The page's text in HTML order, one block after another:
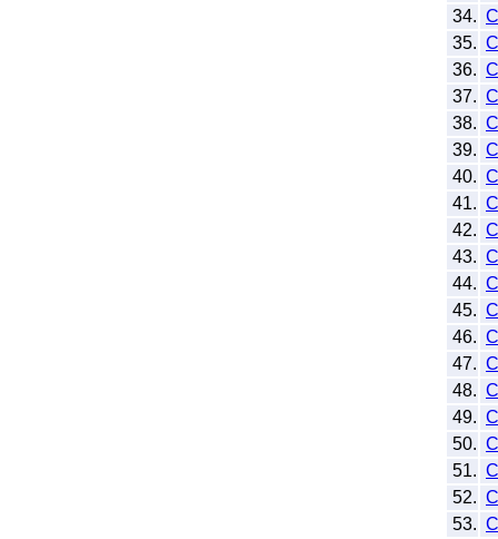
34.
35.
36.
37.
38.
39.
40.
41.
42.
43.
44.
45.
46.
47.
48.
49.
50.
51.
52.
53.